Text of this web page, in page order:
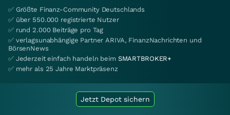
✅ Größte Finanz-Community Deutschlands
✅ über 550.000 registrierte Nutzer
✅ rund 2.000 Beiträge pro Tag
✅ verlagsunabhängige Partner ARIVA, FinanzNachrichten und
BörsenNews
✅ Jederzeit einfach handeln beim SMARTBROKER+
✅ mehr als 25 Jahre Marktpräsenz
Jetzt Depot sichern